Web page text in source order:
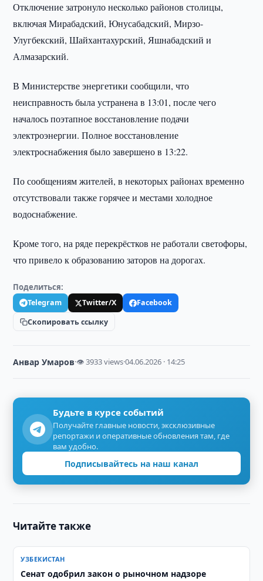
Отключение затронуло несколько районов столицы,
включая Мирабадский, Юнусабадский, Мирзо-
Улугбекский, Шайхантахурский, Яшнабадский и
Алмазарский.
В Министерстве энергетики сообщили, что
неисправность была устранена в 13:01, после чего
началось поэтапное восстановление подачи
электроэнергии. Полное восстановление
электроснабжения было завершено в 13:22.
По сообщениям жителей, в некоторых районах временно
отсутствовали также горячее и местами холодное
водоснабжение.
Кроме того, на ряде перекрёстков не работали светофоры,
что привело к образованию заторов на дорогах.
Поделиться:
Telegram Twitter/X
Facebook
Скопировать ссылку
Анвар Умаров·👁 3933 views·04.06.2026 · 14:25
Будьте в курсе событий
Получайте главные новости, эксклюзивные
репортажи и оперативные обновления там, где
вам удобно.
Подписывайтесь на наш канал
Читайте также
УЗБЕКИСТАН
Сенат одобрил закон о рыночном надзоре